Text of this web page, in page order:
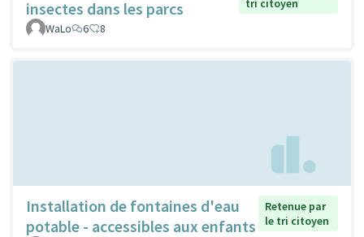
insectes dans les parcs
tri citoyen
WaLo
6 8
Installation de fontaines d'eau
potable - accessibles aux enfants
Retenue par
le tri citoyen